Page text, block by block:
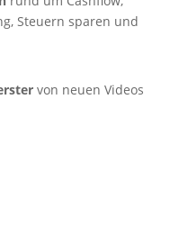
Steuern sparen und
von neuen Videos